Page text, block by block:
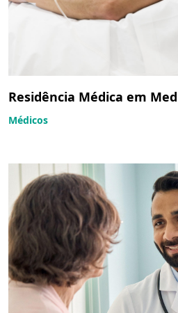
Residência Médica em
Médicos